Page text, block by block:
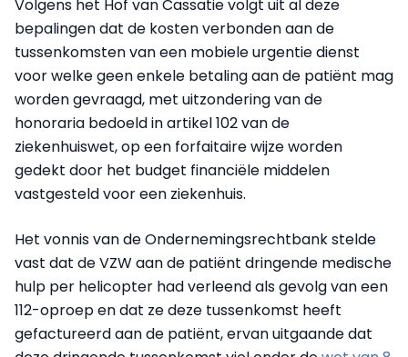
Volgens het Hof van Cassatie volgt uit al deze
bepalingen dat de kosten verbonden aan de
tussenkomsten van een mobiele urgentie dienst
voor welke geen enkele betaling aan de patiënt mag
worden gevraagd, met uitzondering van de
honoraria bedoeld in artikel 102 van de
ziekenhuiswet, op een forfaitaire wijze worden
gedekt door het budget financiële middelen
vastgesteld voor een ziekenhuis.
Het vonnis van de Ondernemingsrechtbank stelde
vast dat de VZW aan de patiënt dringende medische
hulp per helicopter had verleend als gevolg van een
112-oproep en dat ze deze tussenkomst heeft
gefactureerd aan de patiënt, ervan uitgaande dat